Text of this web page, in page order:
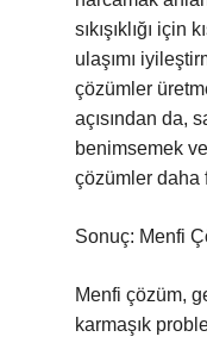
sıkışıklığı
ulaşımı
çözümler
açısından da,
benimsemek
çözümler daha
Sonuç: Menfi
Menfi çözüm,
karmaşık